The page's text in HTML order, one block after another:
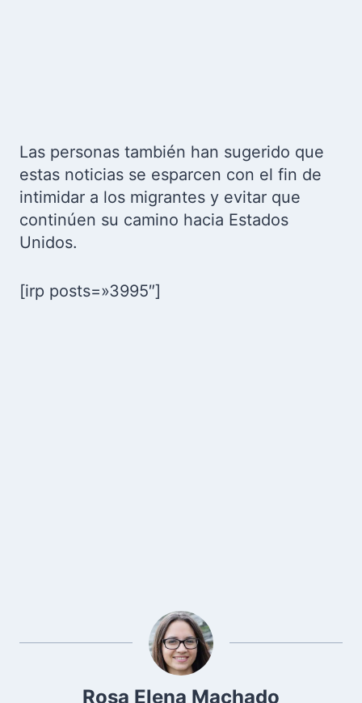
Las personas también han sugerido que
estas noticias se esparcen con el fin de
intimidar a los migrantes y evitar que
continúen su camino hacia Estados
Unidos.
[irp posts=»3995″]
Rosa Elena Machado